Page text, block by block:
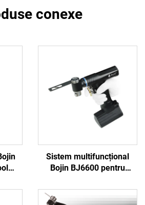
conexe
de
Sistem multifuncțional
Bojin BJ6600 pentru
aparat chirurgical
universal pentru găurit,